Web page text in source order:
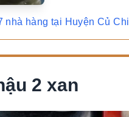
nhà hàng tại Huyện Củ Chi
2 xan